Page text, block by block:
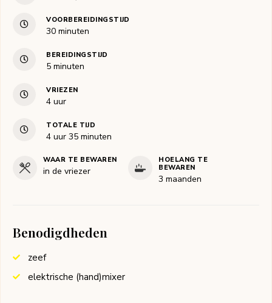
VOORBEREIDINGSTIJD
30minuten
minuten
BEREIDINGSTIJD
5minuten
minuten
VRIEZEN
4uur
uur
TOTALE TIJD
4uur
uur 35minuten
minuten
WAAR TE BEWAREN
in de vriezer
HOELANG TE
BEWAREN
3 maanden
Benodigdheden
zeef
elektrische (hand)mixer